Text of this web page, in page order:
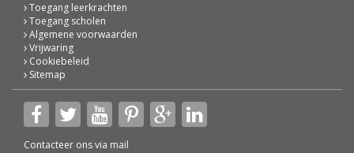
Toegang leerkrachten
Toegang scholen
Algemene voorwaarden
Vrijwaring
Cookiebeleid
Sitemap
Contacteer ons via mail